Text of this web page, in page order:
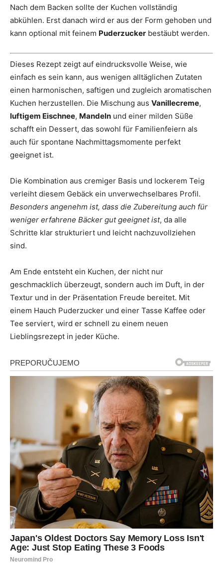
Nach dem Backen sollte der Kuchen vollständig
abkühlen. Erst danach wird er aus der Form gehoben und
kann optional mit feinem Puderzucker bestäubt werden.
Dieses Rezept zeigt auf eindrucksvolle Weise, wie
einfach es sein kann, aus wenigen alltäglichen Zutaten
einen harmonischen, saftigen und zugleich aromatischen
Kuchen herzustellen. Die Mischung aus Vanillecreme,
luftigem Eischnee, Mandeln und einer milden Süße
schafft ein Dessert, das sowohl für Familienfeiern als
auch für spontane Nachmittagsmomente perfekt
geeignet ist.
Die Kombination aus cremiger Basis und lockerem Teig
verleiht diesem Gebäck ein unverwechselbares Profil.
Besonders angenehm ist, dass die Zubereitung auch für
weniger erfahrene Bäcker gut geeignet ist, da alle
Schritte klar strukturiert und leicht nachzuvollziehen
sind.
Am Ende entsteht ein Kuchen, der nicht nur
geschmacklich überzeugt, sondern auch im Duft, in der
Textur und in der Präsentation Freude bereitet. Mit
einem Hauch Puderzucker und einer Tasse Kaffee oder
Tee serviert, wird er schnell zu einem neuen
Lieblingsrezept in jeder Küche.